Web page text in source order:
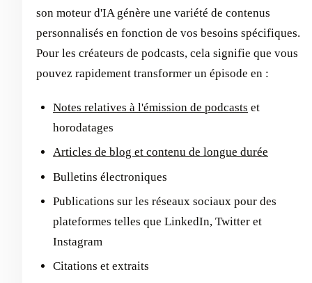
son moteur d'IA génère une variété de contenus
personnalisés en fonction de vos besoins spécifiques.
Pour les créateurs de podcasts, cela signifie que vous
pouvez rapidement transformer un épisode en :
Notes relatives à l'émission de podcasts et
horodatages
Articles de blog et contenu de longue durée
Bulletins électroniques
Publications sur les réseaux sociaux pour des
plateformes telles que LinkedIn, Twitter et
Instagram
Citations et extraits